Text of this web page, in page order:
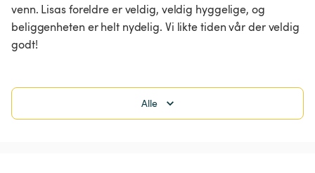
venn. Lisas foreldre er veldig, veldig hyggelige, og
beliggenheten er helt nydelig. Vi likte tiden vår der veldig
godt!
Alle